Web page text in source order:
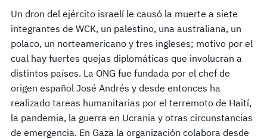
Un dron del ejército israelí le causó la muerte a siete
integrantes de WCK, un palestino, una australiana, un
polaco, un norteamericano y tres ingleses; motivo por el
cual hay fuertes quejas diplomáticas que involucran a
distintos países. La ONG fue fundada por el chef de
origen español José Andrés y desde entonces ha
realizado tareas humanitarias por el terremoto de Haití,
la pandemia, la guerra en Ucrania y otras circunstancias
de emergencia. En Gaza la organización colabora desde